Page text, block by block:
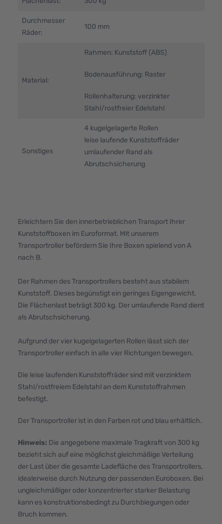
Durchmesser
Räder:
100 mm
Material:
Rahmen: Kunststoff (ABS)
Bodenausführung: Raster
Rollenhalterung: verzinkter
Stahl/rostfreier Edelstahl
Sonstiges
4 kugelgelagerte Rollen
leise laufende Kunststoffräder
umlaufender Rand als
Abrutschsicherung
Erleichtern Sie den innerbetrieblichen Transport Ihrer
Kunststoffboxen im Euroformat. Mit unserem
Transportroller befördern Sie Ihre Boxen spielend von A
nach B.
Der Rahmen des Transportrollers besteht aus stabilem
Kunststoff. Dieses begünstigt ein geringes Eigengewicht.
Die Flächenlast beträgt 300 kg. Der umlaufende Rand dient
als Abrutschsicherung.
Aufgrund der vier kugelgelagerten Rollen lässt sich der
Transportroller einfach in alle vier Richtungen bewegen.
Die leise laufenden Kunststoffräder sind mit verzinktem
Stahl/rostfreiem Edelstahl an dem Kunststoffrahmen
befestigt.
Der Transportroller ist in den Farben rot und blau erhältlich.
Hinweis: Die angegebene maximale Tragkraft von 300 kg
bezieht sich auf eine möglichst gleichmäßige Verteilung
der Last über die gesamte Ladefläche des Transportrollers,
idealerweise durch Nutzung der passenden Euroboxen. Bei
ungleichmäßiger oder konzentrierter starker Belastung
kann es konstruktionsbedingt zu Durchbiegungen oder
Bruch kommen.